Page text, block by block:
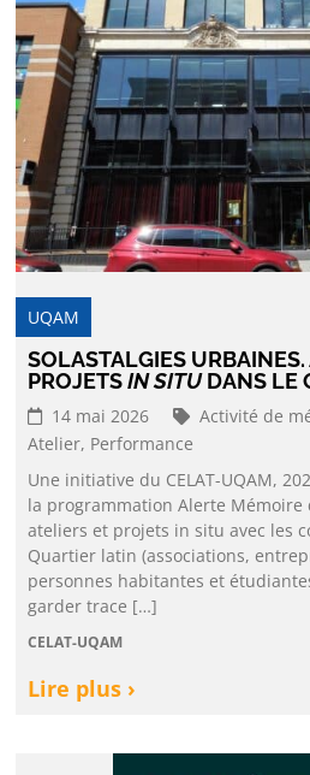
UQAM
SOLASTALGIES URBAINES.
PROJETSIN SITUDANS LE
14 mai 2026
Activité de
Atelier, Performance
Une initiative du CELAT-UQAM,
la programmation Alerte Mémoire
ateliers et projets in situ avec les
Quartier latin (associations,
personnes habitantes et
garder trace […]
CELAT-UQAM
Lire plus ›